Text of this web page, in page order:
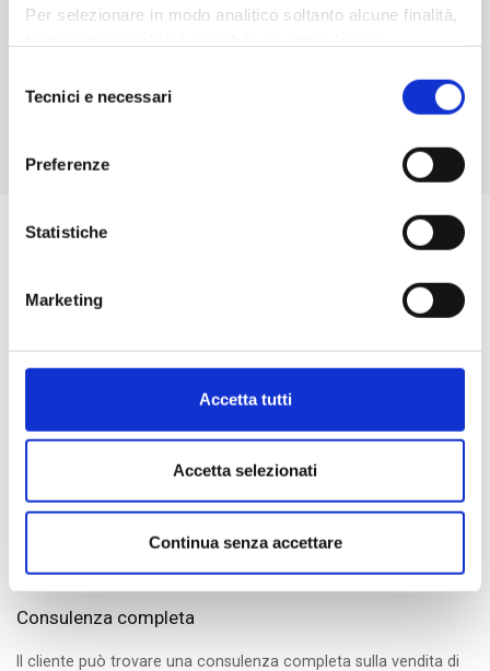
Per selezionare in modo analitico soltanto alcune finalità,
Chiudendo questo banner tramite l’apposito comando
“Continua senza accettare” continuerai la navigazione del
sito in assenza di cookie o altri strumenti di tracciamento
diversi da quelli tecnici.
delTecnici e necessari
Preferenze
Statistiche
Marketing
Accetta tutti
Accetta selezionati
Continua senza accettare
29/04/2026
Qualità
Le agenzie "Fondocasa Exclusive" offrono un servizio di alta
qualità.
Consulenza completa
Il cliente può trovare una consulenza completa sulla vendita di